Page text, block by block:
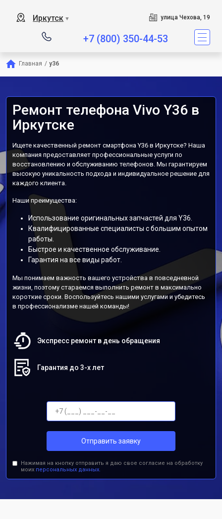
Иркутск ▼ улица Чехова, 19
+7 (800) 350-44-53
Главная / y36
Ремонт телефона Vivo Y36 в
Иркутске
Ищете качественный ремонт смартфона Y36 в Иркутске? Наша
компания предоставляет профессиональные услуги по
восстановлению и обслуживанию телефонов. Мы гарантируем
высокую уникальность подхода и индивидуальное решение для
каждого клиента.
Наши преимущества:
Использование оригинальных запчастей для Y36.
Квалифицированные специалисты с большим опытом
работы.
Быстрое и качественное обслуживание.
Гарантия на все виды работ.
Мы понимаем важность вашего устройства в повседневной
жизни, поэтому стараемся выполнить ремонт в максимально
короткие сроки. Воспользуйтесь нашими услугами и убедитесь
в профессионализме нашей команды!
Экспресс ремонт в день обращения
Гарантия до 3-х лет
Отправить заявку
Нажимая на кнопку отправить я даю свое согласие на обработку
моих персональных данных.